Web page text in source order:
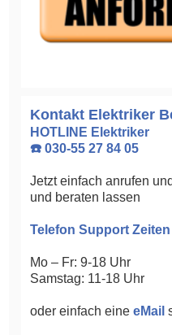
Kontakt Elektriker
HOTLINE Elektriker
☎️ 030-55 27 84 05
Jetzt einfach anrufen
und beraten lassen
Telefon Support Zeiten
Mo – Fr: 9-18 Uhr
Samstag: 11-18 Uhr
oder einfach eine eMail